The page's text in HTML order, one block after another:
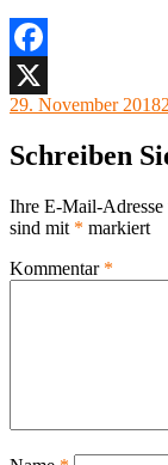
Facebook
X
Veröffentlicht
29. November 2018
Schreiben
Ihre E-Mail-
sind mit * markiert
Kommentar *